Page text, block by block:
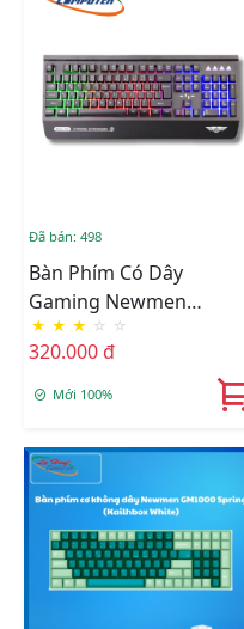
Đã bán: 498
Bàn Phím Có Dây
Gaming Newmen
StarNet GM818-X
★ ★ ★ ☆ ☆
320.000 đ
Mới 100%